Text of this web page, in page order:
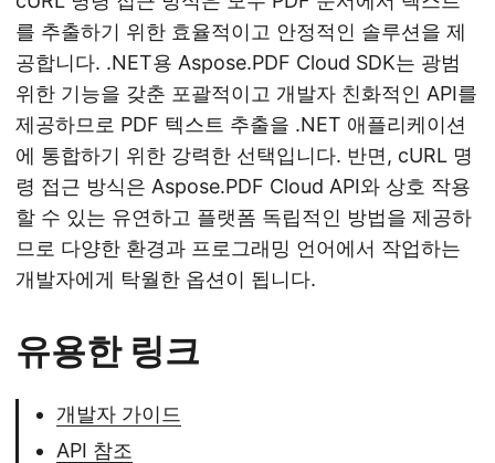
를 추출하기 위한 효율적이고 안정적인 솔루션을 제
공합니다. .NET용 Aspose.PDF Cloud SDK는 광범
위한 기능을 갖춘 포괄적이고 개발자 친화적인 API를
제공하므로 PDF 텍스트 추출을 .NET 애플리케이션
에 통합하기 위한 강력한 선택입니다. 반면, cURL 명
령 접근 방식은 Aspose.PDF Cloud API와 상호 작용
할 수 있는 유연하고 플랫폼 독립적인 방법을 제공하
므로 다양한 환경과 프로그래밍 언어에서 작업하는
개발자에게 탁월한 옵션이 됩니다.
유용한 링크
개발자 가이드
API 참조